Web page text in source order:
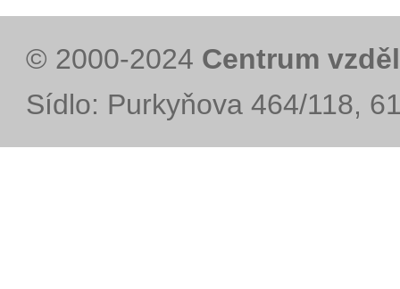
© 2000-2024 Centrum
Sídlo: Purkyňova 464/118,